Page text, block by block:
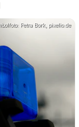
Petra Bork, pixelio.de